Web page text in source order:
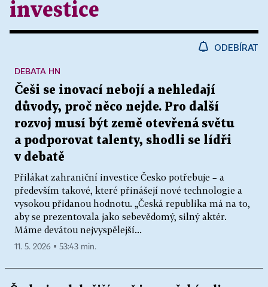
investice
ODEBÍRAT
Češi se inovací nebojí a nehledají
důvody, proč něco nejde. Pro další
rozvoj musí být země otevřená světu
a podporovat talenty, shodli se lídři
v debatě
Přilákat zahraniční investice Česko potřebuje – a
především takové, které přinášejí nové technologie a
vysokou přidanou hodnotu. „Česká republika má na to,
aby se prezentovala jako sebevědomý, silný aktér.
Máme devátou nejvyspělejší...
DEBATA HN
11. 5. 2026 ▪ 53:43 min.